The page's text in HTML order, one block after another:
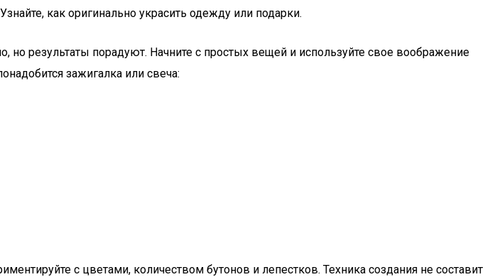
как оригинально украсить одежду или подарки.
но результаты порадуют. Начните с простых вещей и используйте свое воображение
зажигалка или свеча:
с цветами, количеством бутонов и лепестков. Техника создания не составит